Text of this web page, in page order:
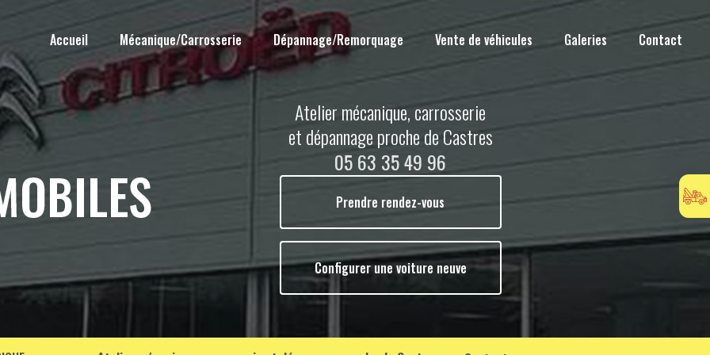
Accueil
Mécanique/Carrosserie Dépannage/Remorquage Vente de véhicules Galeries Contact
Atelier mécanique, carrosserie
et dépannage proche de Castres
05 63 35 49 96
Prendre rendez-vous
Configurer une voiture neuve